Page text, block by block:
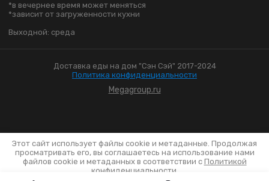
*в вечернее время может меняться
*зависит от загруженности кухни
Выходной: среда
Доставка еды на дом "Сэн Сэй" 2017-2024
Политика конфиденциальности
Megagroup.ru
Этот сайт использует файлы cookie и метаданные. Продолжая
просматривать его, вы соглашаетесь на использование нами
файлов cookie и метаданных в соответствии с Политикой
конфиденциальности